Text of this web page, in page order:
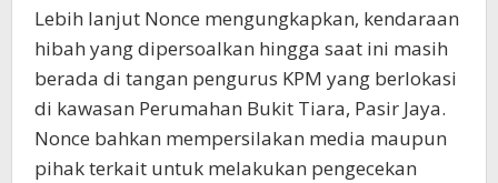
Lebih lanjut Nonce mengungkapkan, kendaraan
hibah yang dipersoalkan hingga saat ini masih
berada di tangan pengurus KPM yang berlokasi
di kawasan Perumahan Bukit Tiara, Pasir Jaya.
Nonce bahkan mempersilakan media maupun
pihak terkait untuk melakukan pengecekan